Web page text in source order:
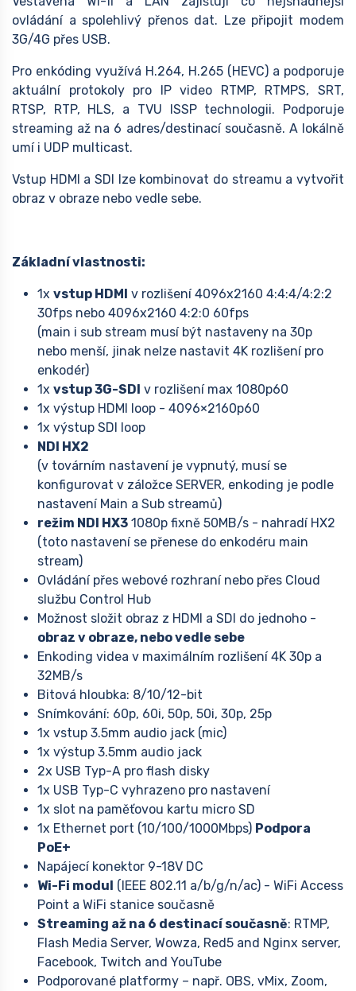
ovládání a spolehlivý přenos dat. Lze připojit modem
3G/4G přes USB.
Pro enkóding využívá H.264, H.265 (HEVC) a podporuje
aktuální protokoly pro IP video RTMP, RTMPS, SRT,
RTSP, RTP, HLS, a TVU ISSP technologii. Podporuje
streaming až na 6 adres/destinací současně. A lokálně
umí i UDP multicast.
Vstup HDMI a SDI lze kombinovat do streamu a vytvořit
obraz v obraze nebo vedle sebe.
Základní vlastnosti:
1x vstup HDMI v rozlišení 4096x2160 4:4:4/4:2:2
30fps nebo 4096x2160 4:2:0 60fps
(main i sub stream musí být nastaveny na 30p
nebo menší, jinak nelze nastavit 4K rozlišení pro
enkodér)
1x vstup 3G-SDI v rozlišení max 1080p60
1x výstup HDMI loop - 4096×2160p60
1x výstup SDI loop
NDI HX2
(v továrním nastavení je vypnutý, musí se
konfigurovat v záložce SERVER, enkoding je podle
nastavení Main a Sub streamů)
režim NDI HX3 1080p fixně 50MB/s - nahradí HX2
(toto nastavení se přenese do enkodéru main
stream)
Ovládání přes webové rozhraní nebo přes Cloud
službu Control Hub
Možnost složit obraz z HDMI a SDI do jednoho -
obraz v obraze, nebo vedle sebe
Enkoding videa v maximálním rozlišení 4K 30p a
32MB/s
Bitová hloubka: 8/10/12-bit
Snímkování: 60p, 60i, 50p, 50i, 30p, 25p
1x vstup 3.5mm audio jack (mic)
1x výstup 3.5mm audio jack
2x USB Typ-A pro flash disky
1x USB Typ-C vyhrazeno pro nastavení
1x slot na paměťovou kartu micro SD
1x Ethernet port (10/100/1000Mbps) Podpora
PoE+
Napájecí konektor 9-18V DC
Wi-Fi modul (IEEE 802.11 a/b/g/n/ac) - WiFi Access
Point a WiFi stanice současně
Streaming až na 6 destinací současně: RTMP,
Flash Media Server, Wowza, Red5 and Nginx server,
Facebook, Twitch and YouTube
Podporované platformy – např. OBS, vMix, Zoom,